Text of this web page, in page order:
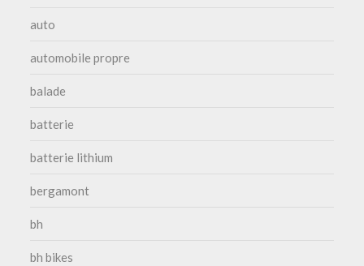
auto
automobile propre
balade
batterie
batterie lithium
bergamont
bh
bh bikes